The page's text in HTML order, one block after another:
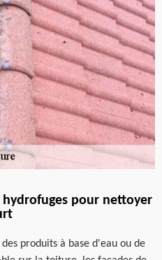
pour nettoyer
produits à base d'eau ou de